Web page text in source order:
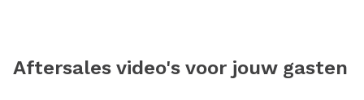
Aftersales video's voor jouw gasten